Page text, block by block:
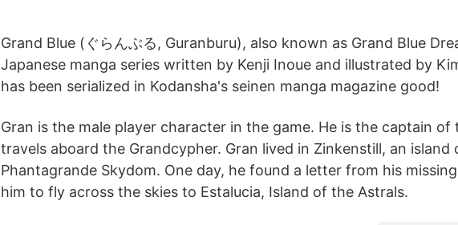
Grand Blue (ぐらんぶる, Guranburu), also known as Grand Blue
Japanese manga series written by Kenji Inoue and illustrated by
has been serialized in Kodansha's seinen manga magazine good!
Gran is the male player character in the game. He is the captain
travels aboard the Grandcypher. Gran lived in Zinkenstill, an island
Phantagrande Skydom. One day, he found a letter from his
him to fly across the skies to Estalucia, Island of the Astrals.